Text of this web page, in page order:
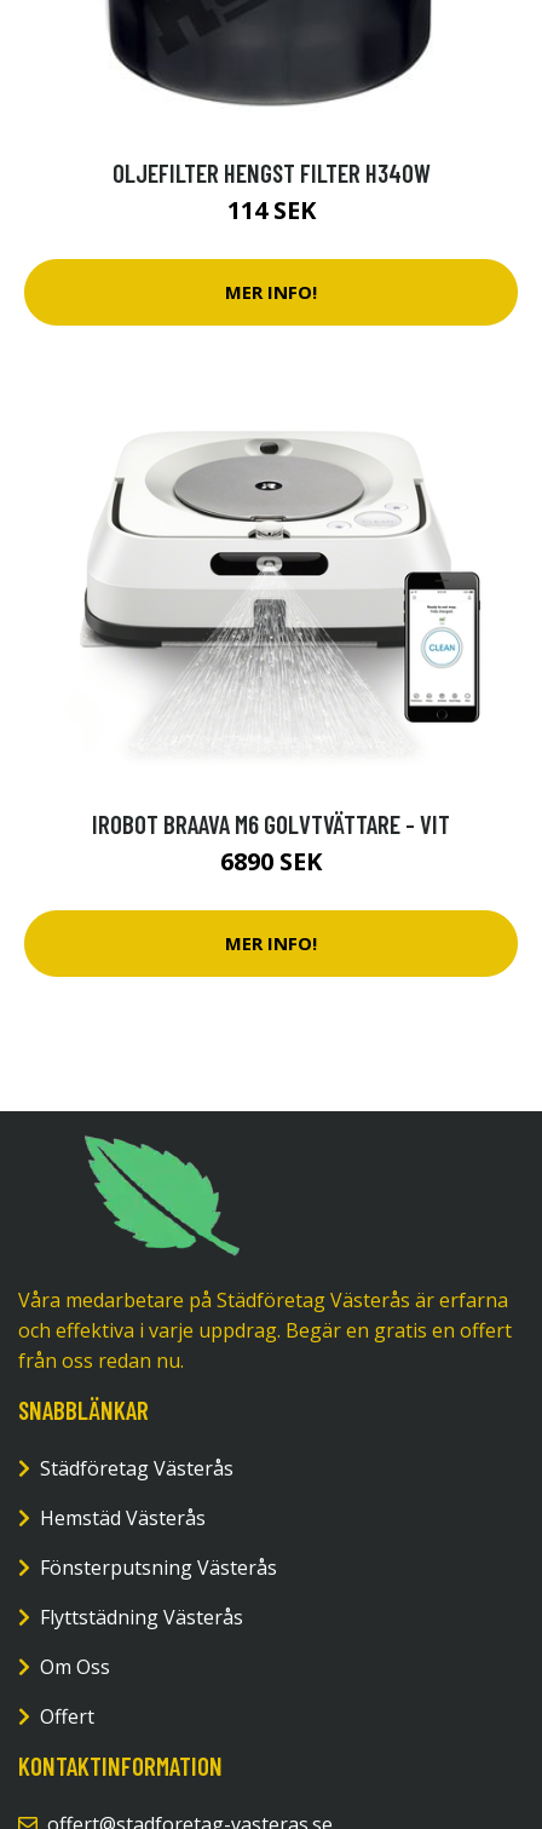
OLJEFILTER HENGST FILTER H340W
114 SEK
MER INFO!
IROBOT BRAAVA M6 GOLVTVÄTTARE - VIT
6890 SEK
MER INFO!
Våra medarbetare på Städföretag Västerås är erfarna
och effektiva i varje uppdrag. Begär en gratis en offert
från oss redan nu.
SNABBLÄNKAR
Städföretag Västerås
Hemstäd Västerås
Fönsterputsning Västerås
Flyttstädning Västerås
Om Oss
Offert
KONTAKTINFORMATION
offert@stadforetag-vasteras.se